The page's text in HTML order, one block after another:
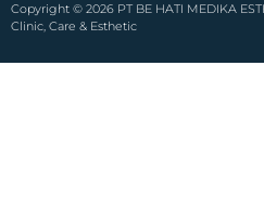
Copyright © 2026 PT BE HATI MEDIKA
Clinic, Care & Esthetic